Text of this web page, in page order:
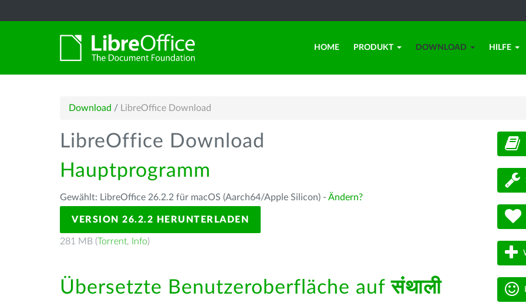
HOME PRODUKT DOWNLOAD HILFE
Download / LibreOffice Download
LibreOffice Download
Hauptprogramm
Gewählt: LibreOffice 26.2.2 für macOS (Aarch64/Apple Silicon) - Ändern?
VERSION 26.2.2 HERUNTERLADEN
281 MB (Torrent, Info)
Übersetzte Benutzeroberfläche aufसंथाली